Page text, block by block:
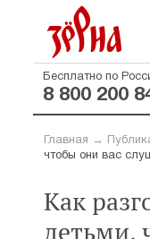
Бесплатно по
8 800 200
Главная →
чтобы они вас
Как
детьми,